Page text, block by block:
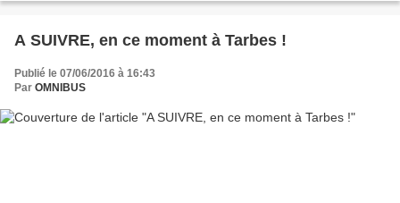
A SUIVRE, en ce moment à Tarbes !
Publié le 07/06/2016 à 16:43
Par OMNIBUS